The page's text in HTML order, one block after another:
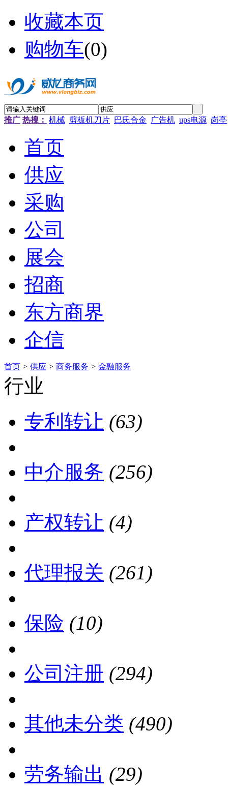
收藏本页
购物车(0)
推广 热搜： 机械 剪板机刀片 巴氏合金 广告机 ups电源 岗亭
首页
供应
采购
公司
展会
招商
东方商界
企信
首页 > 供应 > 商务服务 > 金融服务
行业
专利转让 (63)
中介服务 (256)
产权转让 (4)
代理报关 (261)
保险 (10)
公司注册 (294)
其他未分类 (490)
劳务输出 (29)